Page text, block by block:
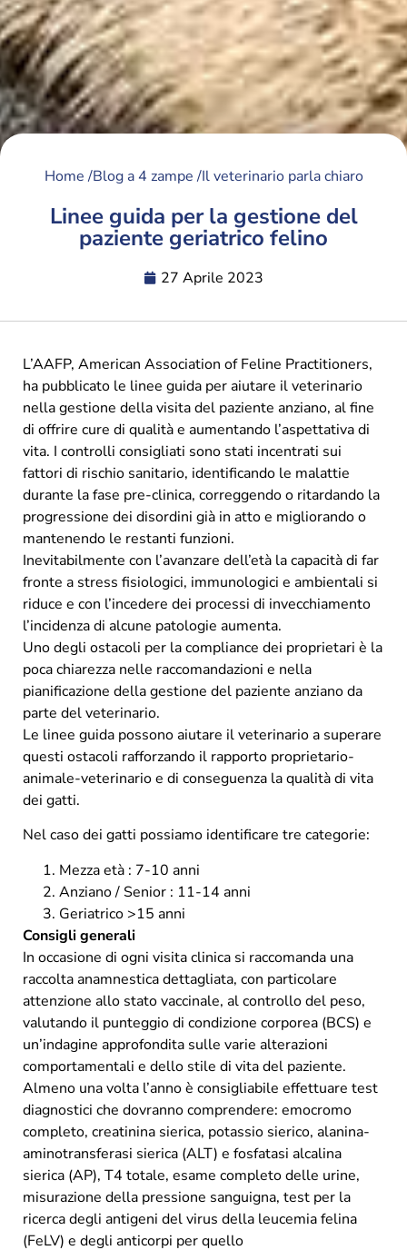
Home /Blog a 4 zampe /Il veterinario parla chiaro
Linee guida per la gestione del
paziente geriatrico felino
27 Aprile 2023
L’AAFP, American Association of Feline Practitioners,
ha pubblicato le linee guida per aiutare il veterinario
nella gestione della visita del paziente anziano, al fine
di offrire cure di qualità e aumentando l’aspettativa di
vita. I controlli consigliati sono stati incentrati sui
fattori di rischio sanitario, identificando le malattie
durante la fase pre-clinica, correggendo o ritardando la
progressione dei disordini già in atto e migliorando o
mantenendo le restanti funzioni.
Inevitabilmente con l’avanzare dell’età la capacità di far
fronte a stress fisiologici, immunologici e ambientali si
riduce e con l’incedere dei processi di invecchiamento
l’incidenza di alcune patologie aumenta.
Uno degli ostacoli per la compliance dei proprietari è la
poca chiarezza nelle raccomandazioni e nella
pianificazione della gestione del paziente anziano da
parte del veterinario.
Le linee guida possono aiutare il veterinario a superare
questi ostacoli rafforzando il rapporto proprietario-
animale-veterinario e di conseguenza la qualità di vita
dei gatti.
Nel caso dei gatti possiamo identificare tre categorie:
Mezza età : 7-10 anni
Anziano / Senior : 11-14 anni
Geriatrico >15 anni
Consigli generali
In occasione di ogni visita clinica si raccomanda una
raccolta anamnestica dettagliata, con particolare
attenzione allo stato vaccinale, al controllo del peso,
valutando il punteggio di condizione corporea (BCS) e
un’indagine approfondita sulle varie alterazioni
comportamentali e dello stile di vita del paziente.
Almeno una volta l’anno è consigliabile effettuare test
diagnostici che dovranno comprendere: emocromo
completo, creatinina sierica, potassio sierico, alanina-
aminotransferasi sierica (ALT) e fosfatasi alcalina
sierica (AP), T4 totale, esame completo delle urine,
misurazione della pressione sanguigna, test per la
ricerca degli antigeni del virus della leucemia felina
(FeLV) e degli anticorpi per quello